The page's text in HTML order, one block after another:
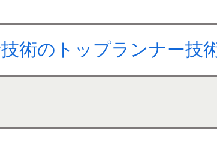
術のトップランナー技